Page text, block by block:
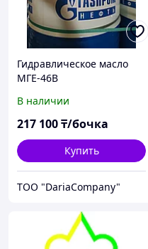
Гидравлическое масло
МГЕ-46B
В наличии
217 100₸/бочка
Купить
TOO "DariaCompany"